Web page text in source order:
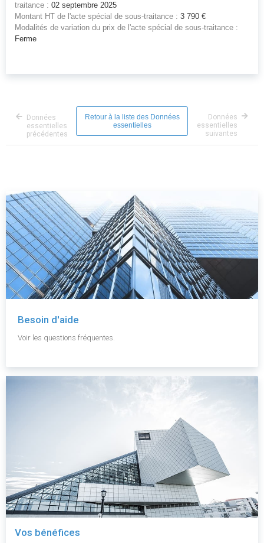
traitance : 02 septembre 2025
Montant HT de l'acte spécial de sous-traitance : 3 790 €
Modalités de variation du prix de l'acte spécial de sous-traitance :
Ferme
Données
essentielles
précédentes
Retour à la liste des Données
essentielles
Données
essentielles
suivantes
Besoin d'aide
Voir les questions fréquentes.
Vos bénéfices